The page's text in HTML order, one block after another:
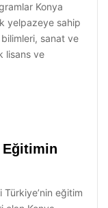
Konya
yelpazeye sahip
sanat ve
lisans ve
Eğitimin
eğitim